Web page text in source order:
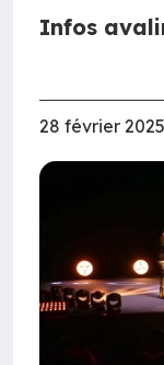
Infos
28 février 2025